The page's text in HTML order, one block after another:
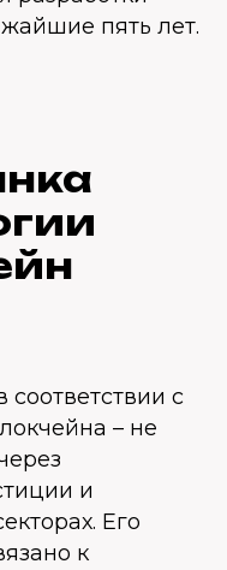
пять лет.
соответствии с
– не
и
Его
к